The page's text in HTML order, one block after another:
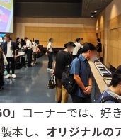
」コーナーでは、好
本し、 オリジナルの